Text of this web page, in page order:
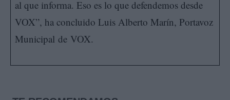
al que informa. Eso es lo que defendemos desde
VOX”, ha concluido Luis Alberto Marín, Portavoz
Municipal de VOX.